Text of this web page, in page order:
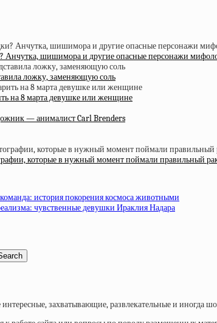
Анчутка, шишимора и другие опасные персонажи
ложку, заменяющую соль
на 8 марта девушке или женщине
— анималист Carl Brenders
которые в нужный момент поймали правильный
история покорения космоса животными
чувственные девушки Ираклия Надара
захватывающие, развлекательные и иногда